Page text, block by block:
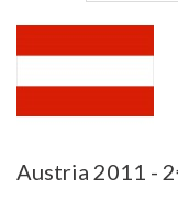
Austria 2011 -